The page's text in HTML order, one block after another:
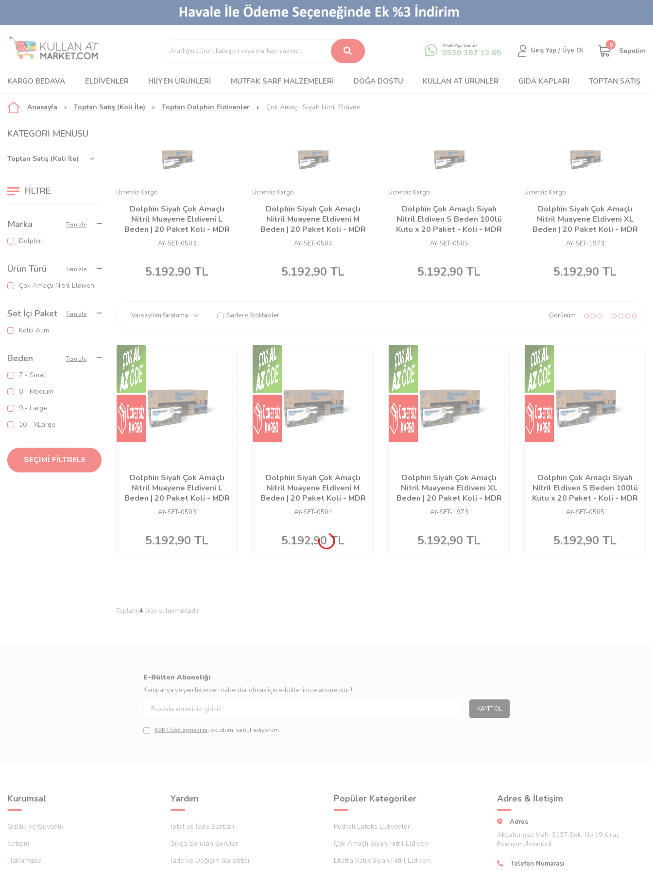
WhatsApp Destek
0530 387 13 65 Giriş Yap / Üye Ol
0
Sepetim
KARGO BEDAVA ELDIVENLER HIJYEN ÜRÜNLERI MUTFAK SARF MALZEMELERI DOĞA DOSTU KULLAN AT ÜRÜNLER GIDA KAPLARI TOPTAN SATIŞ
Anasayfa Toptan Satış (Koli İle) Toptan Dolphin Eldivenler Çok Amaçlı Siyah Nitril Eldiven
KATEGORI MENÜSÜ
Toptan Satış (Koli İle)
FILTRE
Marka Temizle
Dolphin
Ürün Türü Temizle
Çok Amaçlı Nitril Eldiven
Set İçi Paket Temizle
Kolili Alım
Beden Temizle
7 - Small
8 - Medium
9 - Large
10 - XLarge
SEÇIMI FILTRELE
Ücretsiz Kargo
Dolphin Siyah Çok Amaçlı
Nitril Muayene Eldiveni L
Beden | 20 Paket Koli - MDR
AY-SET-0503
5.192,90 TL
Ücretsiz Kargo
Dolphin Siyah Çok Amaçlı
Nitril Muayene Eldiveni M
Beden | 20 Paket Koli - MDR
AY-SET-0504
5.192,90 TL
Ücretsiz Kargo
Dolphin Çok Amaçlı Siyah
Nitril Eldiven S Beden 100lü
Kutu x 20 Paket - Koli - MDR
AY-SET-0505
5.192,90 TL
Ücretsiz Kargo
Dolphin Siyah Çok Amaçlı
Nitril Muayene Eldiveni XL
Beden | 20 Paket Koli - MDR
AY-SET-1973
5.192,90 TL
Sadece Stoktakiler Görünüm
Dolphin Siyah Çok Amaçlı
Nitril Muayene Eldiveni L
Beden | 20 Paket Koli - MDR
AY-SET-0503
5.192,90 TL
Dolphin Siyah Çok Amaçlı
Nitril Muayene Eldiveni M
Beden | 20 Paket Koli - MDR
AY-SET-0504
5.192,90TL
Dolphin Siyah Çok Amaçlı
Nitril Muayene Eldiveni XL
Beden | 20 Paket Koli - MDR
AY-SET-1973
5.192,90 TL
Dolphin Çok Amaçlı Siyah
Nitril Eldiven S Beden 100lü
Kutu x 20 Paket - Koli - MDR
AY-SET-0505
5.192,90 TL
Toplam 4 ürün bulunmaktadır.
E-Bülten Aboneliği
Kampanya ve yeniliklerden haberdar olmak için e-bültenimize abone olun!
KAYIT OL
KVKK Sözleşmesi'ni, okudum, kabul ediyorum.
Kurumsal
Gizlilik ve Güvenlik
İletişim
Hakkımızda
Yardım
İptal ve İade Şartları
Sıkça Sorulan Sorular
İade ve Değişim Garantisi
Popüler Kategoriler
Pudralı Lateks Eldivenler
Çok Amaçlı Siyah Nitril Eldiven
Ekstra Kalın Siyah Nitril Eldiven
Adres & İletişim
Adres
Akçaburgaz Mah. 3137 Sok. No:19 Kıraç
Esenyurt/İstanbul
Telefon Numarası